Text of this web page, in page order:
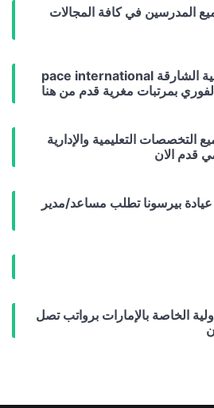
المدرسين في كافة المجالات
وظائف مدرسة بيس الدولية الشارقة pace international
التعليمية والإدارية
قدم الان
بيرسونا تطلب مساعد/مدير
الخاصة بالإمارات برواتب تصل